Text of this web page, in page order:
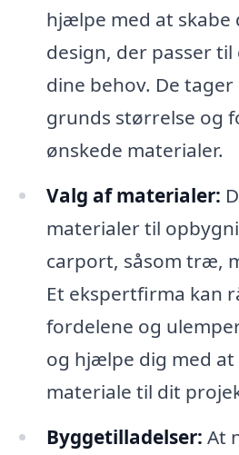
hjælpe med at skabe
design, der passer
dine behov. De
grunds størrelse og
ønskede materialer.
Valg af materialer:
materialer til
carport, såsom træ,
Et ekspertfirma kan
fordelene og
og hjælpe dig med
materiale til dit
Byggetilladelser: At